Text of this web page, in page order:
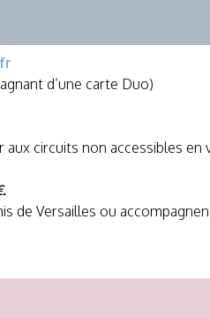
d’une carte Duo)
circuits non accessibles en
de Versailles ou